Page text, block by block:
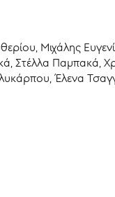
Μιχάλης
Στέλλα Παμπακά,
Έλενα